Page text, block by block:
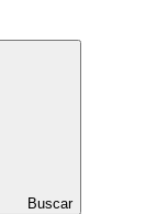
Buscar